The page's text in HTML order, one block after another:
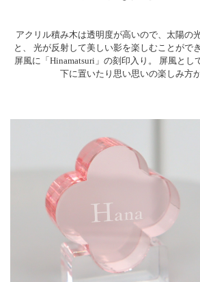
アクリル積み木は透明度が高いので、太陽の
と、 光が反射して美しい影を楽しむことがで
屏風に「Hinamatsuri」の刻印入り。 屏風とし
下に置いたり思い思いの楽しみ方